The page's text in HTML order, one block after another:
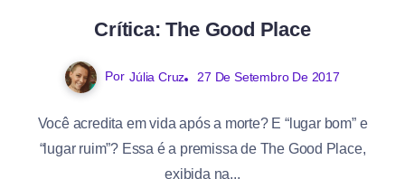
Crítica: The Good Place
Por Júlia Cruz 27 De Setembro De 2017
Você acredita em vida após a morte? E “lugar bom” e
“lugar ruim”? Essa é a premissa de The Good Place,
exibida na...